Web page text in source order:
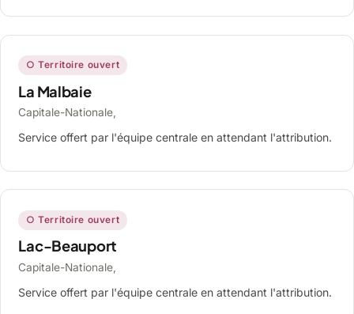
○ Territoire ouvert
La Malbaie
Capitale-Nationale,
Service offert par l'équipe centrale en attendant l'attribution.
○ Territoire ouvert
Lac-Beauport
Capitale-Nationale,
Service offert par l'équipe centrale en attendant l'attribution.